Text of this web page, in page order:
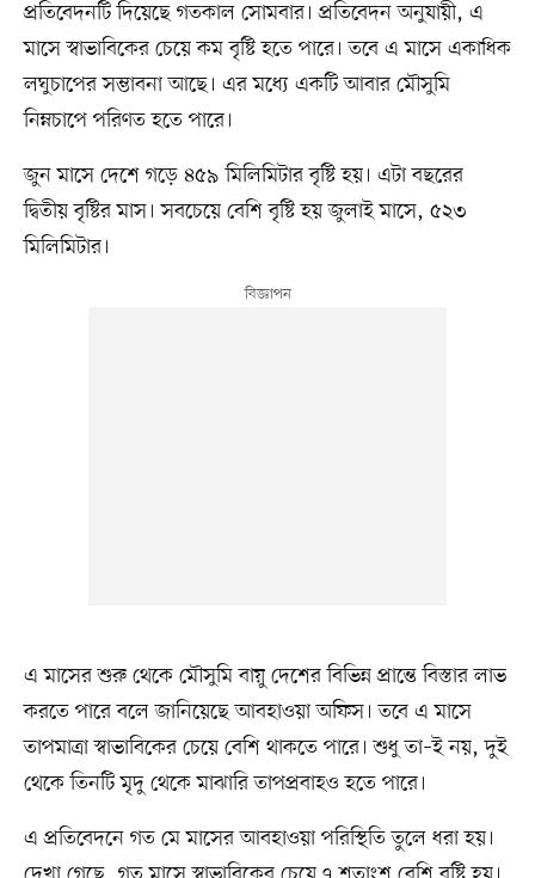
প্রতিবেদনটি দিয়েছে গতকাল সোমবার। প্রতিবেদন অনুযায়ী, এ
মাসে স্বাভাবিকের চেয়ে কম বৃষ্টি হতে পারে। তবে এ মাসে একাধিক
লঘুচাপের সম্ভাবনা আছে। এর মধ্যে একটি আবার মৌসুমি
নিম্নচাপে পরিণত হতে পারে।
জুন মাসে দেশে গড়ে ৪৫৯ মিলিমিটার বৃষ্টি হয়। এটা বছরের
দ্বিতীয় বৃষ্টির মাস। সবচেয়ে বেশি বৃষ্টি হয় জুলাই মাসে, ৫২৩
মিলিমিটার।
এ মাসের শুরু থেকে মৌসুমি বায়ু দেশের বিভিন্ন প্রান্তে বিস্তার লাভ
করতে পারে বলে জানিয়েছে আবহাওয়া অফিস। তবে এ মাসে
তাপমাত্রা স্বাভাবিকের চেয়ে বেশি থাকতে পারে। শুধু তা–ই নয়, দুই
থেকে তিনটি মৃদু থেকে মাঝারি তাপপ্রবাহও হতে পারে।
এ প্রতিবেদনে গত মে মাসের আবহাওয়া পরিস্থিতি তুলে ধরা হয়।